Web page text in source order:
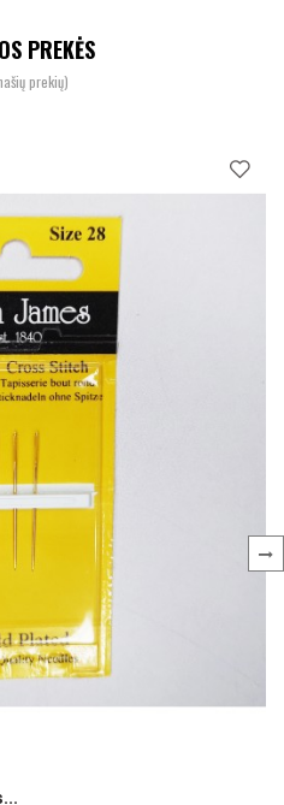
PREKĖS
prekių)